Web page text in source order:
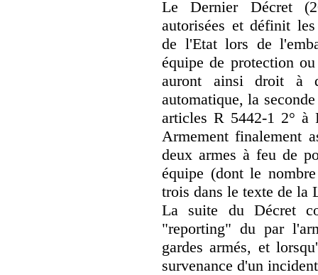
Le Dernier Décret
autorisées et définit
de l'Etat lors de
équipe de protection
auront ainsi droit à
automatique, la
articles R 5442-1 2° à
Armement finalement
deux armes à feu de
équipe (dont le
trois dans le texte de la
La suite du Décret
"reporting" du par
gardes armés, et
survenance d'un